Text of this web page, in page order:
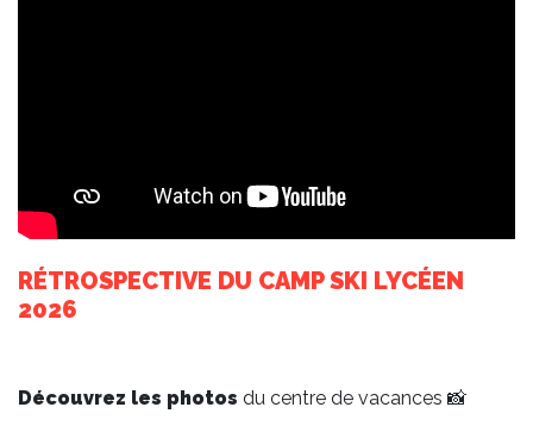
RÉTROSPECTIVE DU CAMP SKI LYCÉEN
2026
Découvrez les photos du centre de vacances 📸